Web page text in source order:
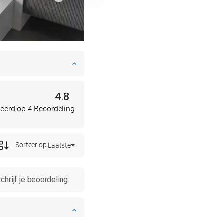
4.8
op 4 Beoordeling
Sorteer op:Laatste
je beoordeling.